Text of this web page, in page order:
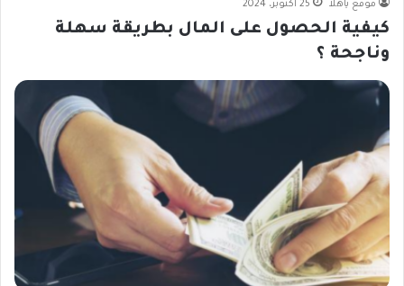
موقع ياهلا 25 أكتوبر، 2024
كيفية الحصول على المال بطريقة سهلة
وناجحة ؟